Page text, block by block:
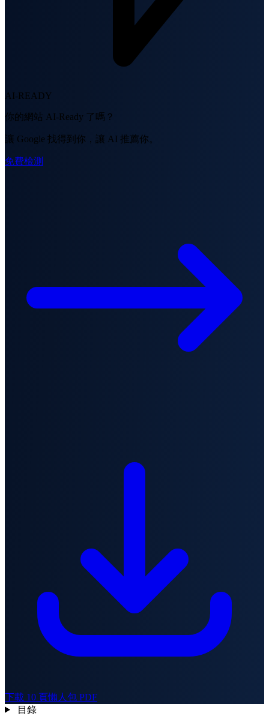
AI-READY
你的網站 AI-Ready 了嗎？
讓 Google 找得到你，讓 AI 推薦你。
免費檢測
下載 10 頁懶人包 PDF
目錄